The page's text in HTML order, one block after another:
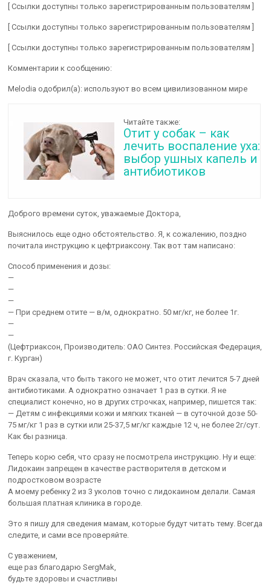
[ Ссылки доступны только зарегистрированным пользователям ]
[ Ссылки доступны только зарегистрированным пользователям ]
[ Ссылки доступны только зарегистрированным пользователям ]
Комментарии к сообщению:
Melodia одобрил(а): используют во всем цивилизованном мире
Читайте также:
Отит у собак – как
лечить воспаление уха:
выбор ушных капель и
антибиотиков
Доброго времени суток, уважаемые Доктора,
Выяснилось еще одно обстоятельство. Я, к сожалению, поздно
почитала инструкцию к цефтриаксону. Так вот там написано:
Способ применения и дозы:
—
—
—
— При среднем отите — в/м, однократно. 50 мг/кг, не более 1г.
—
—
(Цефтриаксон, Производитель: ОАО Синтез. Российская Федерация,
г. Курган)
Врач сказала, что быть такого не может, что отит лечится 5-7 дней
антибиотиками. А однократно означает 1 раз в сутки. Я не
специалист конечно, но в других строчках, например, пишется так:
— Детям с инфекциями кожи и мягких тканей — в суточной дозе 50-
75 мг/кг 1 раз в сутки или 25-37,5 мг/кг каждые 12 ч, не более 2г/сут.
Как бы разница.
Теперь корю себя, что сразу не посмотрела инструкцию. Ну и еще:
Лидокаин запрещен в качестве растворителя в детском и
подростковом возрасте
А моему ребенку 2 из 3 уколов точно с лидокаином делали. Самая
большая платная клиника в городе.
Это я пишу для сведения мамам, которые будут читать тему. Всегда
следите, и сами все проверяйте.
С уважением,
еще раз благодарю SergMak,
будьте здоровы и счастливы